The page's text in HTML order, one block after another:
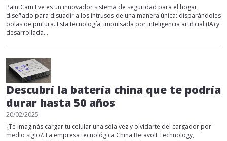
PaintCam Eve es un innovador sistema de seguridad para el hogar,
diseñado para disuadir a los intrusos de una manera única: disparándoles
bolas de pintura. Esta tecnología, impulsada por inteligencia artificial (IA) y
desarrollada...
Descubrí la batería china que te podría
durar hasta 50 años
20/02/2025
¿Te imaginás cargar tu celular una sola vez y olvidarte del cargador por
medio siglo?. La empresa tecnológica China Betavolt Technology,